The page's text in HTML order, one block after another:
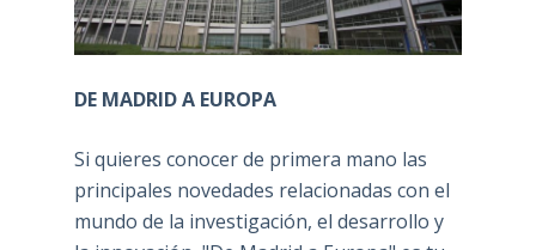
DE MADRID A EUROPA
Si quieres conocer de primera mano las
principales novedades relacionadas con el
mundo de la investigación, el desarrollo y